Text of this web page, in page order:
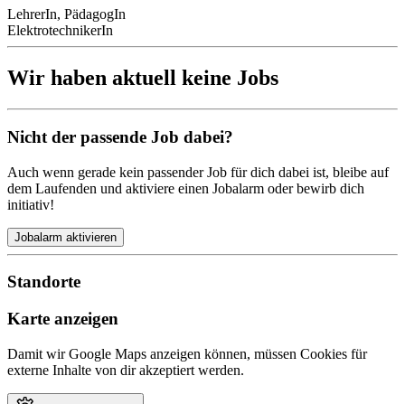
LehrerIn, PädagogIn
ElektrotechnikerIn
Wir haben aktuell keine Jobs
Nicht der passende Job dabei?
Auch wenn gerade kein passender Job für dich dabei ist, bleibe auf
dem Laufenden und aktiviere einen Jobalarm oder bewirb dich
initiativ!
Jobalarm aktivieren
Standorte
Karte anzeigen
Damit wir Google Maps anzeigen können, müssen Cookies für
externe Inhalte von dir akzeptiert werden.